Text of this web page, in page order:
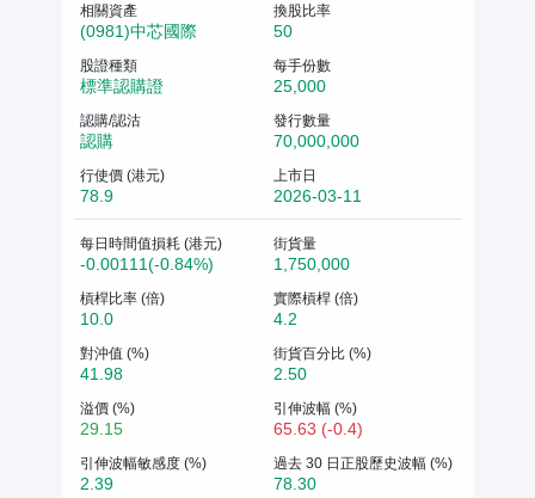
相關資產
(0981)中芯國際
換股比率
50
股證種類
標準認購證
每手份數
25,000
認購/認沽
認購
發行數量
70,000,000
行使價 (港元)
78.9
上市日
2026-03-11
每日時間值損耗 (港元)
-0.00111(-0.84%)
街貨量
1,750,000
槓桿比率 (倍)
10.0
實際槓桿 (倍)
4.2
對沖值 (%)
41.98
街貨百分比 (%)
2.50
溢價 (%)
29.15
引伸波幅 (%)
65.63 (-0.4)
引伸波幅敏感度 (%)
2.39
過去 30 日正股歷史波幅 (%)
78.30